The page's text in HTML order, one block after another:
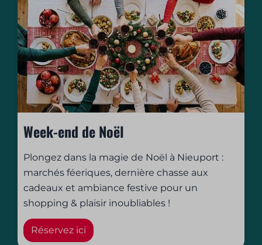
Week-end de Noël
Plongez dans la magie de Noël à Nieuport :
marchés féeriques, dernière chasse aux
cadeaux et ambiance festive pour un
shopping & plaisir inoubliables !
Réservez ici